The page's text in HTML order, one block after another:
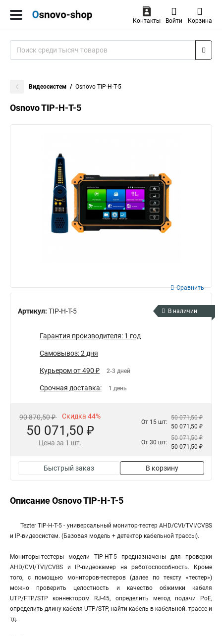
Контакты Войти Корзина
Видеосистем Osnovo TIP-H-T-5
Osnovo TIP-H-T-5
Артикул: TIP-H-T-5
Сравнить
В наличии
Гарантия производителя: 1 год
Самовывоз: 2 дня
Курьером от 490 ₽ 2-3 дней
Срочная доставка: 1 день
90 870,50 ₽ Скидка 44%
50 071,50 ₽
Цена за 1 шт.
От 15 шт:
50 071,50 ₽
50 071,50 ₽
От 30 шт:
50 071,50 ₽
50 071,50 ₽
Быстрый заказ В корзину
Описание Osnovo TIP-H-T-5
Tezter TIP-H-T-5 - универсальный монитор-тестер AHD/CVI/TVI/CVBS
и IP-видеосистем. (Базовая модель + детектор кабельной трассы).
Мониторы-тестеры модели TIP-HT-5 предназначены для проверки
AHD/CVI/TVI/CVBS и IP-видеокамер на работоспособность. Кроме
того, с помощью мониторов-тестеров (далее по тексту «тестер»)
можно проверить целостность и качество обжимки кабеля
UTP/FTP/STP коннектором RJ-45, определить метод подачи PoE,
определить длину кабеля UTP/STP, найти кабель в кабельной. трассе и
тд.